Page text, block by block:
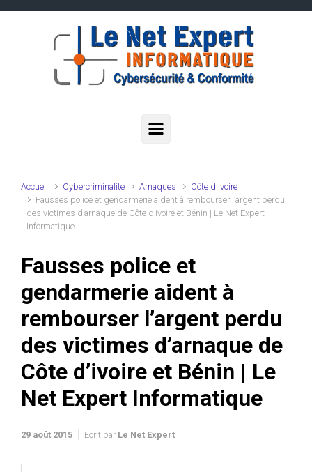
Accueil Cybercriminalité Arnaques
Côte d'Ivoire
Fausses police et gendarmerie aident à rembourser l’argent perdu
des victimes d’arnaque de Côte d’ivoire et Bénin | Le Net Expert
Informatique
Fausses police et
gendarmerie aident à
rembourser l’argent perdu
des victimes d’arnaque de
Côte d’ivoire et Bénin | Le
Net Expert Informatique
29 août 2015 Ecrit par Le Net Expert